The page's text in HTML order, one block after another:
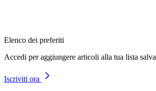
Elenco dei preferiti
Accedi per aggiungere articoli alla tua lista
Iscriviti ora